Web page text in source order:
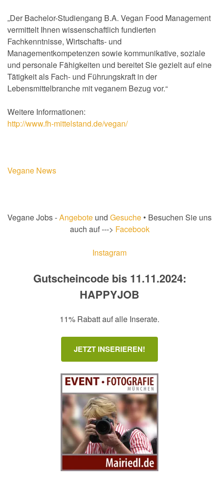
„Der Bachelor-Studiengang B.A. Vegan Food Management
vermittelt Ihnen wissenschaftlich fundierten
Fachkenntnisse, Wirtschafts- und
Managementkompetenzen sowie kommunikative, soziale
und personale Fähigkeiten und bereitet Sie gezielt auf eine
Tätigkeit als Fach- und Führungskraft in der
Lebensmittelbranche mit veganem Bezug vor.“
Weitere Informationen:
http://www.fh-mittelstand.de/vegan/
Vegane News
Vegane Jobs -Angebote und Gesuche • Besuchen Sie uns
auch auf ---> Facebook
Instagram
Gutscheincode bis 11.11.2024:
HAPPYJOB
11% Rabatt auf alle Inserate.
JETZT INSERIEREN!